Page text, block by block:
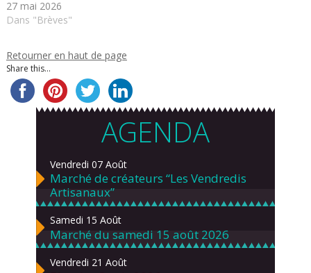
27 mai 2026
Dans "Brèves"
Retourner en haut de page
Share this...
AGENDA
Vendredi 07 Août
Marché de créateurs “Les Vendredis
Artisanaux”
Samedi 15 Août
Marché du samedi 15 août 2026
Vendredi 21 Août